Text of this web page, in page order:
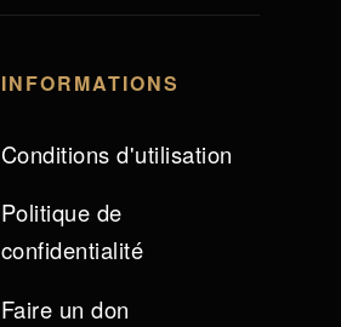
INFORMATIONS
Conditions d'utilisation
Politique de
confidentialité
Faire un don